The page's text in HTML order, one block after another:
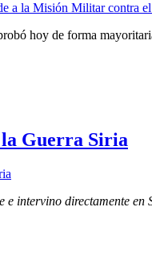
hoy de forma
Guerra Siria
intervino directamente